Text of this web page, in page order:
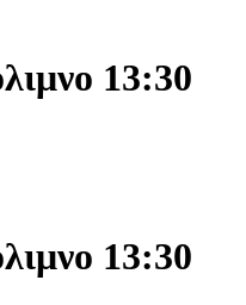
13:30
13:30